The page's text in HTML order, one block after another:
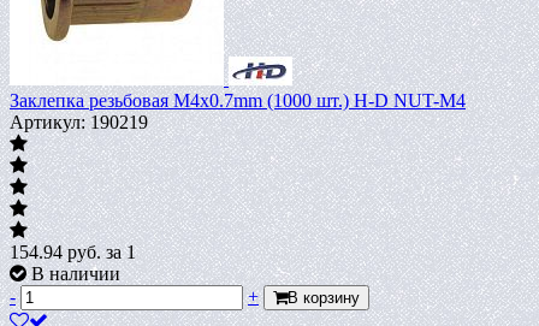
Заклепка резьбовая М4х0.7mm (1000 шт.) H-D NUT-М4
Артикул: 190219
154.94руб.за 1
В наличии
-
+ В корзину